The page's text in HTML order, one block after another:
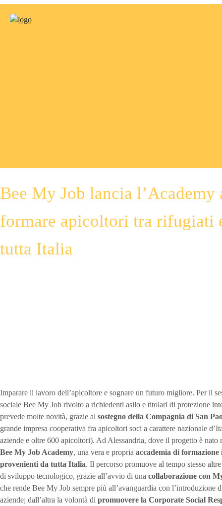
Bee My Job lancia l’Academy
formare apicoltori tra rifugiati
tutta Italia
Imparare il lavoro dell’apicoltore e sognare un futuro migliore. Per il
sociale Bee My Job rivolto a richiedenti asilo e titolari di protezione
prevede molte novità, grazie al sostegno della Compagnia di San
grande impresa cooperativa fra apicoltori soci a carattere nazionale
aziende e oltre 600 apicoltori). Ad Alessandria, dove il progetto è
Bee My Job Academy, una vera e propria accademia di
provenienti da tutta Italia. Il percorso promuove al tempo stesso
di sviluppo tecnologico, grazie all’avvio di una collaborazione con
che rende Bee My Job sempre più all’avanguardia con
aziende; dall’altra la volontà di promuovere la Corporate Social